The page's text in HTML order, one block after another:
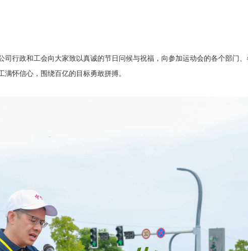
司行政和工会向大家致以真诚的节日问候与祝福，向参加运动会的各个部门
怀信心，围绕百亿的目标勇敢拼搏。